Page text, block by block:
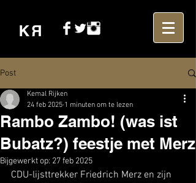
Post
Rambo Zambo! (was ist
Bubatz?) feestje met Merz
Kemal Rijken
24 feb 2025 1 minuten om te lezen
Bijgewerkt op: 27 feb 2025
CDU-lijsttrekker Friedrich Merz en zijn